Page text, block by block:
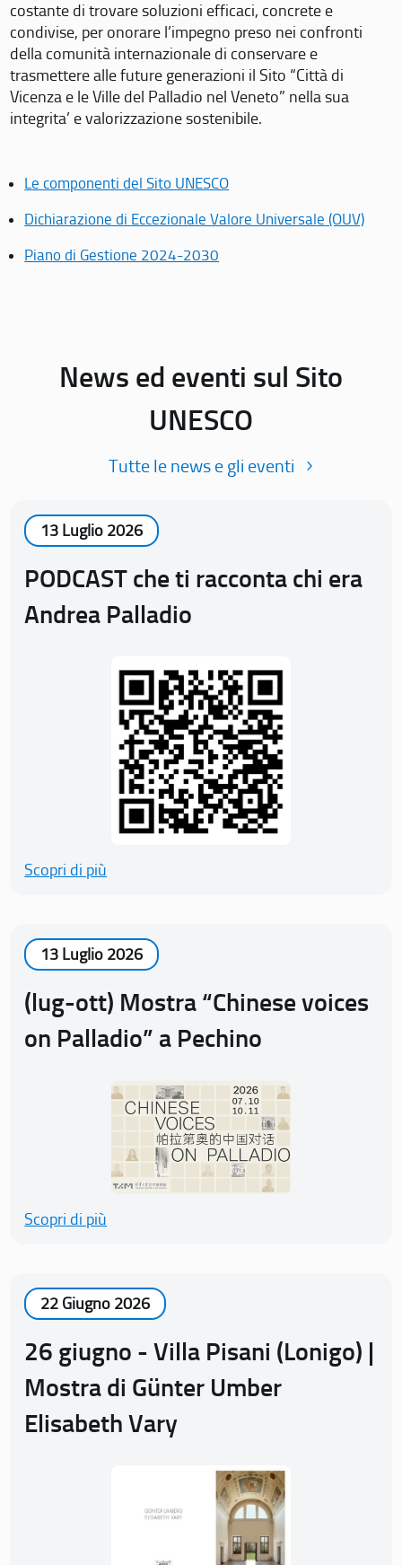
costante di trovare soluzioni efficaci, concrete e
condivise, per onorare l’impegno preso nei confronti
della comunità internazionale di conservare e
trasmettere alle future generazioni il Sito “Città di
Vicenza e le Ville del Palladio nel Veneto” nella sua
integrita’ e valorizzazione sostenibile.
Le componenti del Sito UNESCO
Dichiarazione di Eccezionale Valore Universale (OUV)
Piano di Gestione 2024-2030
News ed eventi sul Sito
UNESCO
Tutte le news e gli eventi
13 Luglio 2026
PODCAST che ti racconta chi era
Andrea Palladio
Scopri di più
13 Luglio 2026
(lug-ott) Mostra “Chinese voices
on Palladio” a Pechino
Scopri di più
22 Giugno 2026
26 giugno - Villa Pisani (Lonigo) |
Mostra di Günter Umber
Elisabeth Vary